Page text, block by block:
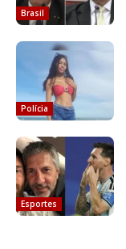
Brasil
Polícia
Esportes